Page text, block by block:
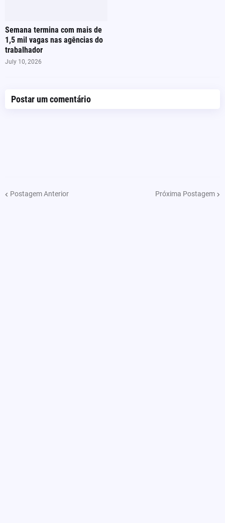
Semana termina com mais de
1,5 mil vagas nas agências do
trabalhador
July 10, 2026
Postar um comentário
Postagem Anterior Próxima Postagem